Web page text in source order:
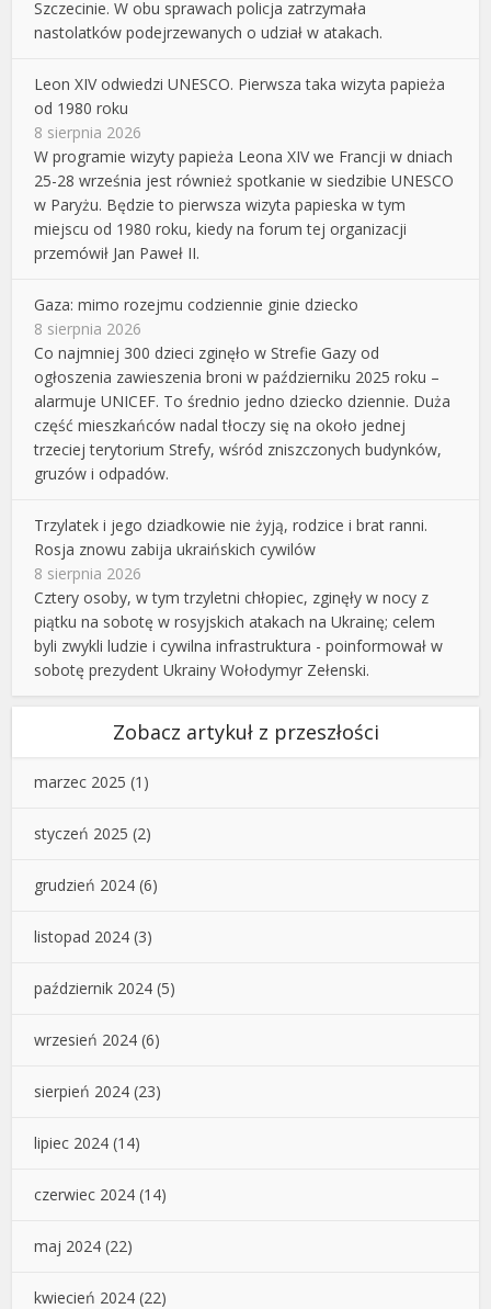
Szczecinie. W obu sprawach policja zatrzymała
nastolatków podejrzewanych o udział w atakach.
Leon XIV odwiedzi UNESCO. Pierwsza taka wizyta papieża
od 1980 roku
8 sierpnia 2026
W programie wizyty papieża Leona XIV we Francji w dniach
25-28 września jest również spotkanie w siedzibie UNESCO
w Paryżu. Będzie to pierwsza wizyta papieska w tym
miejscu od 1980 roku, kiedy na forum tej organizacji
przemówił Jan Paweł II.
Gaza: mimo rozejmu codziennie ginie dziecko
8 sierpnia 2026
Co najmniej 300 dzieci zginęło w Strefie Gazy od
ogłoszenia zawieszenia broni w październiku 2025 roku –
alarmuje UNICEF. To średnio jedno dziecko dziennie. Duża
część mieszkańców nadal tłoczy się na około jednej
trzeciej terytorium Strefy, wśród zniszczonych budynków,
gruzów i odpadów.
Trzylatek i jego dziadkowie nie żyją, rodzice i brat ranni.
Rosja znowu zabija ukraińskich cywilów
8 sierpnia 2026
Cztery osoby, w tym trzyletni chłopiec, zginęły w nocy z
piątku na sobotę w rosyjskich atakach na Ukrainę; celem
byli zwykli ludzie i cywilna infrastruktura - poinformował w
sobotę prezydent Ukrainy Wołodymyr Zełenski.
Zobacz artykuł z przeszłości
marzec 2025 (1)
styczeń 2025 (2)
grudzień 2024 (6)
listopad 2024 (3)
październik 2024 (5)
wrzesień 2024 (6)
sierpień 2024 (23)
lipiec 2024 (14)
czerwiec 2024 (14)
maj 2024 (22)
kwiecień 2024 (22)